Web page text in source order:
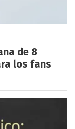
de 8
los fans